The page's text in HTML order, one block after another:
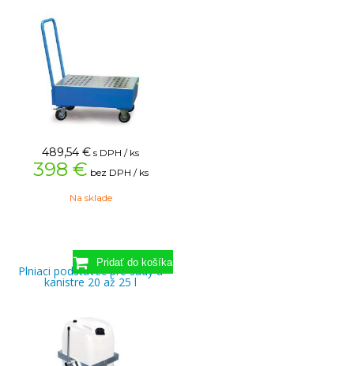
489,54 € s DPH / ks
398 € bez DPH / ks
Na sklade
Plniaci podstavec pre sudy a
kanistre 20 až 25 l